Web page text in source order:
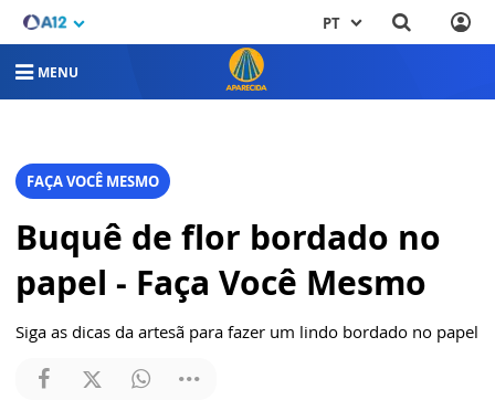
PT
MENU
FAÇA VOCÊ MESMO
Buquê de flor bordado no
papel - Faça Você Mesmo
Siga as dicas da artesã para fazer um lindo bordado no papel